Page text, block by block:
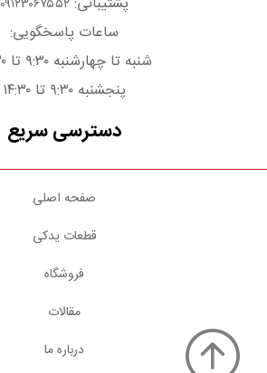
۰۹۱۲۳۰۶۷۵۵۲
ساعات پاسخگویی:
شنبه تا چهارشنبه ۹:۳۰ تا ۱۸:۳۰
پنجشنبه ۹:۳۰ تا ۱۴:۳۰
دسترسی سریع
صفحه اصلی
قطعات یدکی
فروشگاه
مقالات
درباره ما